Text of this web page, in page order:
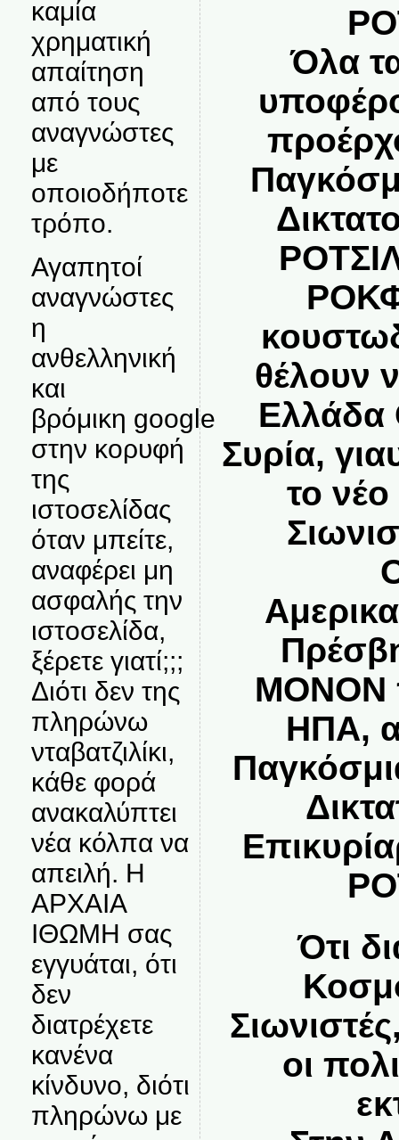
καμία
χρηματική
απαίτηση
από τους
αναγνώστες
με
οποιοδήποτε
τρόπο.
Αγαπητοί
αναγνώστες
η
ανθελληνική
και
βρόμικη google
στην κορυφή
της
ιστοσελίδας
όταν μπείτε,
αναφέρει μη
ασφαλής την
ιστοσελίδα,
ξέρετε γιατί;;;
Διότι δεν της
πληρώνω
νταβατζιλίκι,
κάθε φορά
ανακαλύπτει
νέα κόλπα να
απειλή. Η
ΑΡΧΑΙΑ
ΙΘΩΜΗ σας
εγγυάται, ότι
δεν
διατρέχετε
κανένα
κίνδυνο, διότι
πληρώνω με
Όλα
θέλουν
Ελλάδα
Συρία,
το
ΜΟΝΟΝ
ΗΠΑ,
Ότι
οι